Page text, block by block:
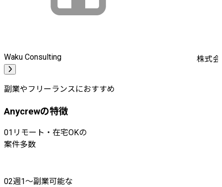
Waku Consulting 株式
副業やフリーランスにおすすめ
Anycrewの特徴
01 リモート・在宅OKの
案件多数
02週1〜副業可能な